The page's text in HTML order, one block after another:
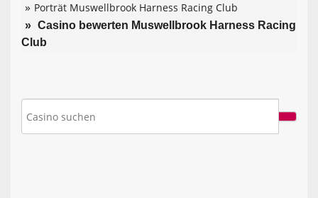
Porträt Muswellbrook Harness Racing Club
Casino bewerten Muswellbrook Harness Racing
Club